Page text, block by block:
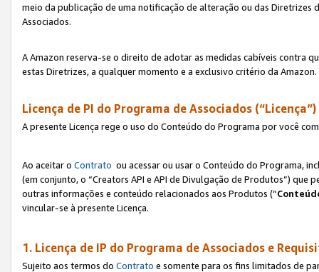
meio da publicação de uma notificação de alteração ou das Diretrizes
Associados.
A Amazon reserva-se o direito de adotar as medidas cabíveis contra
estas Diretrizes, a qualquer momento e a exclusivo critério da Amazon.
Licença de PI do Programa de Associados (“Licença”)
A presente Licença rege o uso do Conteúdo do Programa por você
Ao aceitar o Contrato ou acessar ou usar o Conteúdo do Programa,
(em conjunto, o “Creators API e API de Divulgação de Produtos”)
outras informações e conteúdo relacionados aos Produtos (“
vincular-se à presente Licença.
1. Licença de IP do Programa de Associados e
Sujeito aos termos do Contrato e somente para os fins limitados de